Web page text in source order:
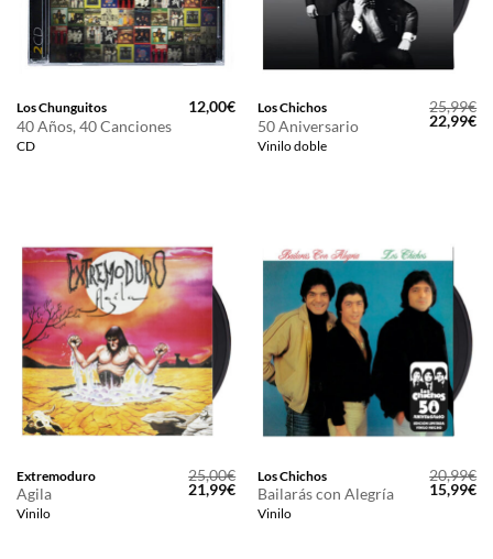
Los Chunguitos
40 Años, 40 Canciones
CD
12,00€ Los Chichos
50 Aniversario
Vinilo doble
25,99€
El
precio
22,99€El
Extremoduro
Agila
Vinilo
25,00€
El
precio
21,99€El
precio
actual
Los Chichos
Bailarás con Alegría
Vinilo
20,99€
El
precio
15,99€El